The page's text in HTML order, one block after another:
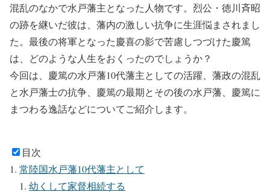
混乱のなかで水戸藩主となった人物です。烈公・徳川斉昭
の跡を継いだ彼は、藩内の激しい抗争に生涯悩まされまし
た。最後の将軍となった慶喜の影で苦慮しつづけた慶篤
は、どのような人生をおくったのでしょうか？
今回は、慶篤の水戸藩10代藩主としての活躍、藩政の混乱
と水戸藩士の抗争、慶篤の最期とその後の水戸藩、慶篤に
まつわる逸話などについてご紹介します。
目次
常陸国水戸藩10代藩主として
幼くして家督相続する